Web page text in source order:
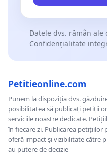
Datele dvs. rămân ale
Confidențialitate
Petitieonline.com
Punem la dispoziția dvs.
posibilitatea să publicați petiții
serviciile noastre dedicate.
în fiecare zi. Publicarea
oferă impact și vizibilitate către
au putere de decizie